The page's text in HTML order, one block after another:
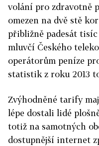
volání pro zdravotně
omezen na dvě stě
přibližně padesát
mluvčí Českého
operátorům peníze
statistik z roku 2013
Zvýhodněné tarify
lépe dostali lidé
totiž na samotných
dostupnější internet